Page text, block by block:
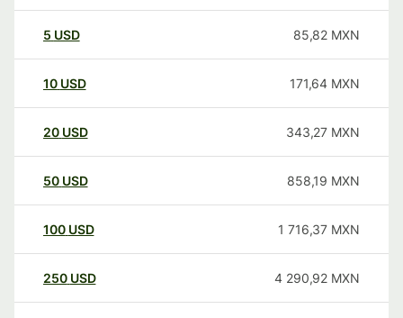
5 USD 85,82 MXN
10 USD 171,64 MXN
20 USD 343,27 MXN
50 USD 858,19 MXN
100 USD 1 716,37 MXN
250 USD 4 290,92 MXN